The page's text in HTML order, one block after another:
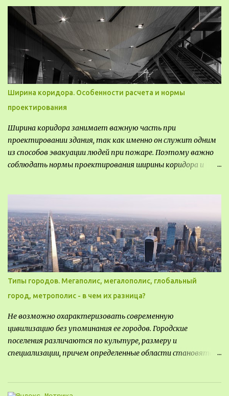
Комплекс состоит из двух объектов: «Théia» (75 квартир,
из которых 17 — социального назначения, общая площадь 5
364 м²) и «Opale & Sens» (38 квартир, включая 11
доступных, площадь 2 845 м²). В общей сложности 113
жилых единиц спроектированы с учетом строгих норм
пожарной безопасности, принципов биоразнообразия и
социальной инклюзивности. Успех проекта был
подтвержден победой в городском конкурсе 2021 года и
получением престижной награды «Серебряная пирамида
глобального качества» от Федерации застройщиков
Окситании в 2024 году. Концепция «Jardins Secrets» — это
современный средиземноморский манифест. Архитекторы
стремились объединить память о военном прошлом
Ширина коридора. Особенности расчета и нормы
проектирования
Ширина коридора занимает важную часть при
проектировании здания, так как именно он служит одним
из способов эвакуации людей при пожаре. Поэтому важно
соблюдать нормы проектирования ширины коридора и
Типы городов. Мегаполис, мегалополис, глобальный
город, метрополис - в чем их разница?
Не возможно охарактеризовать современную
цивилизацию без упоминания ее городов. Городские
поселения различаются по культуре, размеру и
специализации, причем определенные области становятся
поселения был общим показателем его важности - чем